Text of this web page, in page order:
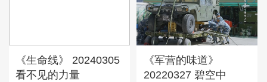
《生命线》 20240305
看不见的力量
《军营的味道》
20220327 碧空中